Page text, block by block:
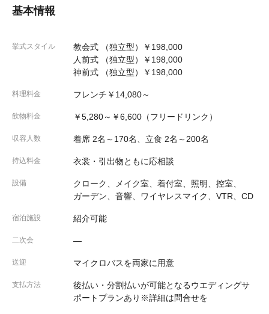
基本情報
挙式スタイル
教会式 （独立型）￥198,000
人前式 （独立型）￥198,000
神前式 （独立型）￥198,000
料理料金 フレンチ￥14,080～
飲物料金 ￥5,280～￥6,600（フリードリンク）
収容人数 着席 2名～170名、立食 2名～200名
持込料金 衣裳・引出物ともに応相談
設備
クローク、メイク室、着付室、照明、控室、
ガーデン、音響、ワイヤレスマイク、VTR、CD
宿泊施設 紹介可能
二次会 ―
送迎 マイクロバスを両家に用意
支払方法
後払い・分割払いが可能となるウエディングサ
ポートプランあり※詳細は問合せを